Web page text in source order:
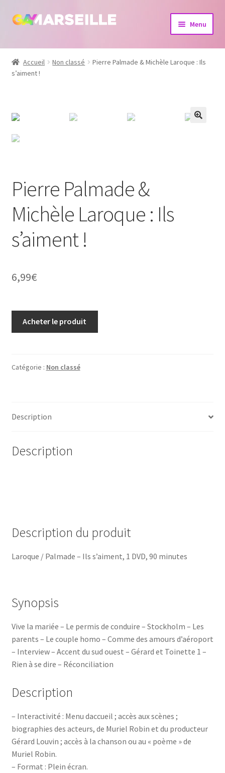
Aller
navigation
Aller
Menu
Boutique
Bijoux
Accueil Non classé
Pierre Palmade & Michèle Laroque : Ils
s’aiment !
Pierre Palmade &
Michèle Laroque : Ils
s’aiment !
6,99€
Acheter le produit
Catégorie : Non classé
Description
Description
Description du produit
Laroque / Palmade – Ils s’aiment, 1 DVD, 90 minutes
Synopsis
Vive la mariée – Le permis de conduire – Stockholm – Les
parents – Le couple homo – Comme des amours d’aéroport
– Interview – Accent du sud ouest – Gérard et Toinette 1 –
Rien à se dire – Réconciliation
Description
– Interactivité : Menu daccueil ; accès aux scènes ;
biographies des acteurs, de Muriel Robin et du producteur
Gérard Louvin ; accès à la chanson ou au « poème » de
Muriel Robin.
– Format : Plein écran.